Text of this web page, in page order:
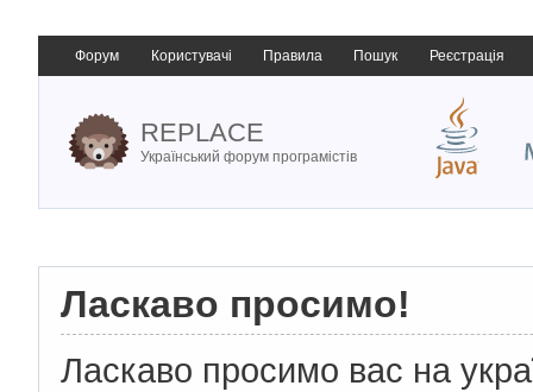
Форум Користувачі Правила Пошук Реєстрація
REPLACE
Український форум програмістів
Ласкаво просимо!
Ласкаво просимо вас на